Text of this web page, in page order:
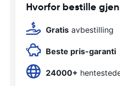
Hvorfor bestille
Gratis avbestilling
Beste pris-garanti
24000+